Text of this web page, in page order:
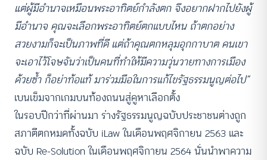
แต่ผู้มีอำนาจเหมือนพระอาทิตย์กำลังตก จึงอยากฝากไปยังผู้
มีอำนาจ คุณจะเลือกพระอาทิตย์ตกแบบไหน ถ้าตกอย่าง
สวยงามก็จะเป็นภาพที่ดี แต่ถ้าคุณตกหลุมอุกกาบาต คนเขา
จะเอาไว้โจษจันว่าเป็นคนที่ทำให้มีความวุ่นวายทางการเมือง
ด้วยซ้ำ ก็อย่าท้อแท้ มาร่วมมือในการแก้ไขรัฐธรรมนูญต่อไป”
เบนเข็มจากเกมบนท้องถนนสู่คูหาเลือกตั้ง
ในรอบปีกว่าที่ผ่านมา ร่างรัฐธรรมนูญฉบับประชาชนต่างถูก
สภาตีตกหมดทั้งฉบับ iLaw ในเดือนพฤศจิกายน 2563 และ
ฉบับ Re-Solution ในเดือนพฤศจิกายน 2564 นั่นนำพาความ